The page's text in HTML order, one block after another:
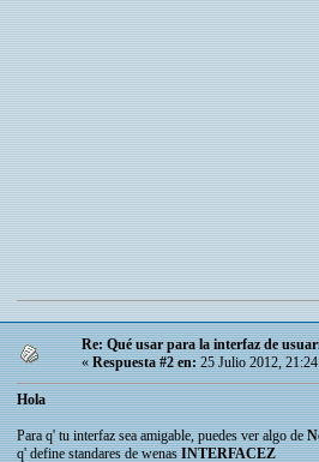
Re: Qué usar para la interfaz de
«Respuesta #2 en:25 Julio 2012,
Hola
Para q' tu interfaz sea amigable, puedes ver algo de
q' define standares de wenasINTERFACEZ